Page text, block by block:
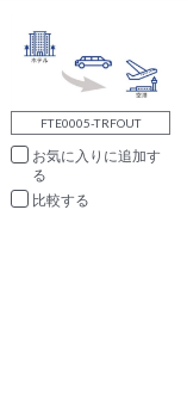
FTE0005-TRFOUT
お気に入りに追加
比較